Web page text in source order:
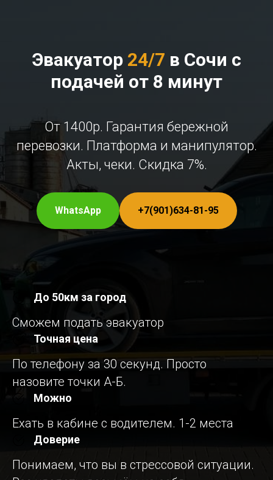
Эвакуатор 24/7 в Сочи с
подачей от 8 минут
От 1400р. Гарантия бережной
перевозки. Платформа и манипулятор.
Акты, чеки. Скидка 7%.
WhatsApp +7(901)634-81-95
До 50км за город
Сможем подать эвакуатор
Точная цена
По телефону за 30 секунд. Просто
назовите точки А-Б.
Можно
Ехать в кабине с водителем. 1-2 места
Доверие
Понимаем, что вы в стрессовой ситуации.